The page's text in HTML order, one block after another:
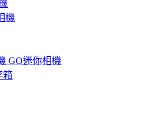
機
GO迷你相機
箱